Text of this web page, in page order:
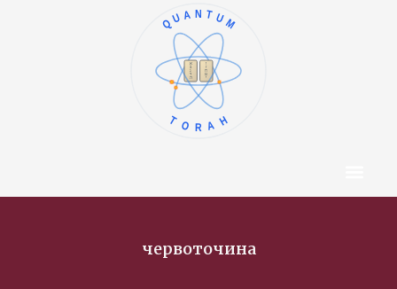
א
ב
ג
ד
ה
ו
ז
ח
ט
י
QUANTUM
TORAH
червоточина